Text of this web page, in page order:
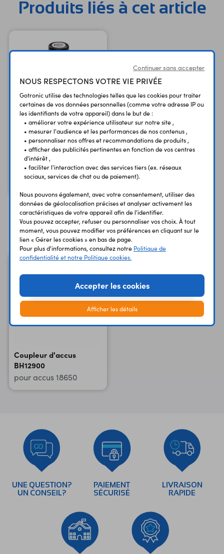
Produits liés à cet article
Accu Li-Ion 18650 3,7V
3500mAh
3,7 Vcc - 3500 mAh
19,90 €
16,58 €
Vous avez déja consulté
Coupleur d'accus
BH12900
pour accus 18650
UNE QUESTION?
UN CONSEIL?
PAIEMENT
SÉCURISÉ
LIVRAISON
RAPIDE
Continuer sans accepter
NOUS RESPECTONS VOTRE VIE PRIVÉE
Gotronic utilise des technologies telles que les cookies pour traiter
certaines de vos données personnelles (comme votre adresse IP ou
les identifiants de votre appareil) dans le but de :
• améliorer votre expérience utilisateur sur notre site ,
• mesurer l'audience et les performances de nos contenus ,
• personnaliser nos offres et recommandations de produits ,
• afficher des publicités pertinentes en fonction de vos centres
d'intérêt ,
• faciliter l'interaction avec des services tiers (ex. réseaux
sociaux, services de chat ou de paiement).
Nous pouvons également, avec votre consentement, utiliser des
données de géolocalisation précises et analyser activement les
caractéristiques de votre appareil afin de l'identifier.
Vous pouvez accepter, refuser ou personnaliser vos choix. À tout
moment, vous pouvez modifier vos préférences en cliquant sur le
lien « Gérer les cookies » en bas de page.
Pour plus d'informations, consultez notre Politique de
confidentialité et notre Politique cookies.
Accepter les cookies
Afficher les détails